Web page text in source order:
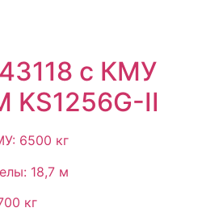
с КМУ
KS1256G-II
6500 кг
18,7 м
кг